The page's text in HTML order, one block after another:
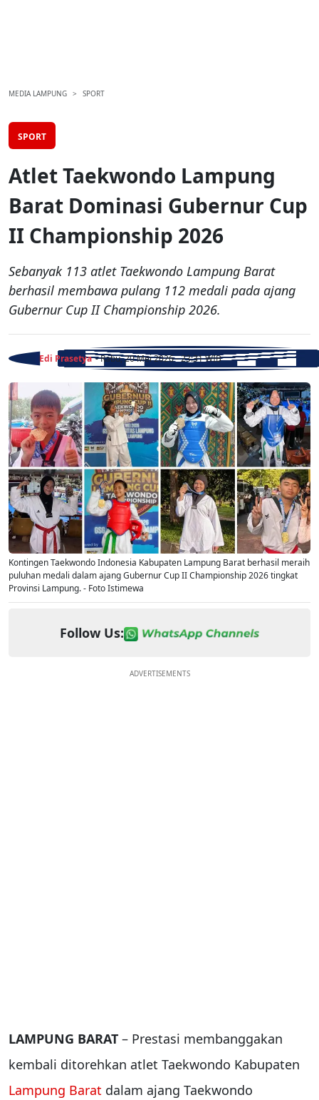
MEDIA LAMPUNG SPORT
SPORT
Atlet Taekwondo Lampung
Barat Dominasi Gubernur Cup
II Championship 2026
Sebanyak 113 atlet Taekwondo Lampung Barat
berhasil membawa pulang 112 medali pada ajang
Gubernur Cup II Championship 2026.
Edi Prasetya - Rabu, 20 Mei 2026 - 23:31 WIB
Kontingen Taekwondo Indonesia Kabupaten Lampung Barat berhasil meraih
puluhan medali dalam ajang Gubernur Cup II Championship 2026 tingkat
Provinsi Lampung. - Foto Istimewa
Follow Us:
ADVERTISEMENTS
LAMPUNG BARAT – Prestasi membanggakan
kembali ditorehkan atlet Taekwondo Kabupaten
Lampung Barat dalam ajang Taekwondo